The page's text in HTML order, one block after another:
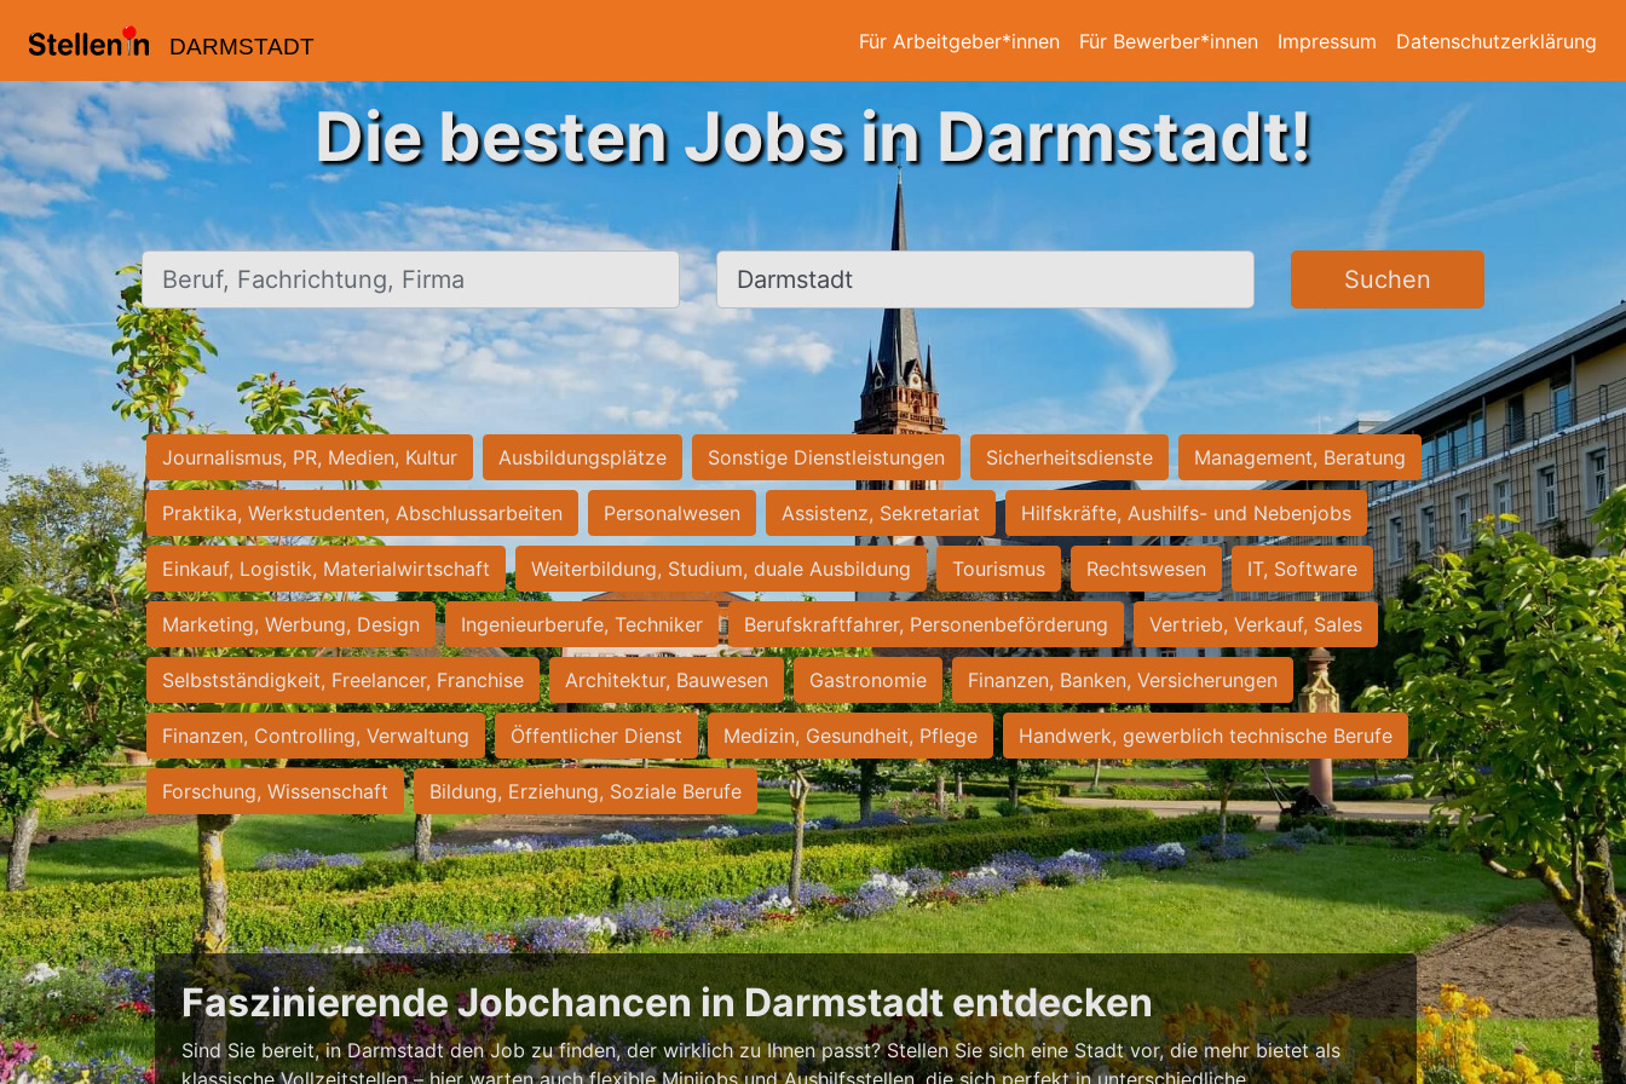
DARMSTADT Für Arbeitgeber*innen Für Bewerber*innen Impressum Datenschutzerklärung
Die besten Jobs in Darmstadt!
Beruf, Fachrichtung, Firma Ort, Stadt Suchen
Journalismus, PR, Medien, Kultur Ausbildungsplätze Sonstige Dienstleistungen Sicherheitsdienste Management, Beratung
Praktika, Werkstudenten, Abschlussarbeiten Personalwesen Assistenz, Sekretariat Hilfskräfte, Aushilfs- und Nebenjobs
Einkauf, Logistik, Materialwirtschaft Weiterbildung, Studium, duale Ausbildung Tourismus Rechtswesen IT, Software
Marketing, Werbung, Design Ingenieurberufe, Techniker Berufskraftfahrer, Personenbeförderung Vertrieb, Verkauf, Sales
Selbstständigkeit, Freelancer, Franchise Architektur, Bauwesen Gastronomie Finanzen, Banken, Versicherungen
Finanzen, Controlling, Verwaltung Öffentlicher Dienst Medizin, Gesundheit, Pflege Handwerk, gewerblich technische Berufe
Forschung, Wissenschaft Bildung, Erziehung, Soziale Berufe
Faszinierende Jobchancen in Darmstadt entdecken
Sind Sie bereit, in Darmstadt den Job zu finden, der wirklich zu Ihnen passt? Stellen Sie sich eine Stadt vor, die mehr bietet als